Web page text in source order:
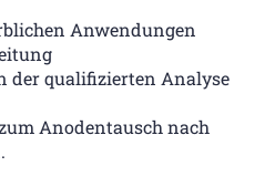
Anwendungen
der qualifizierten Analyse
Anodentausch nach